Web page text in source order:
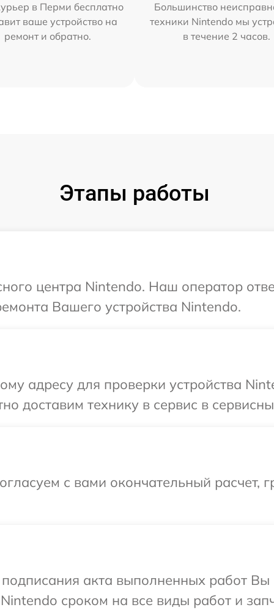
в Перми бесплатно
ваше устройство на
ремонт и обратно.
Большинство
техники Nintendo мы
в течение 2 часов.
Этапы работы
центра Nintendo. Наш оператор
Вашего устройства Nintendo.
адресу для проверки устройства
доставим технику в сервис в
с вами окончательный расчет,
акта выполненных работ
сроком на все виды работ и